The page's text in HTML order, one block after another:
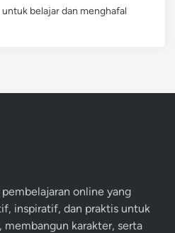
belajar dan menghafal
online yang
inspiratif, dan praktis untuk
membangun karakter, serta